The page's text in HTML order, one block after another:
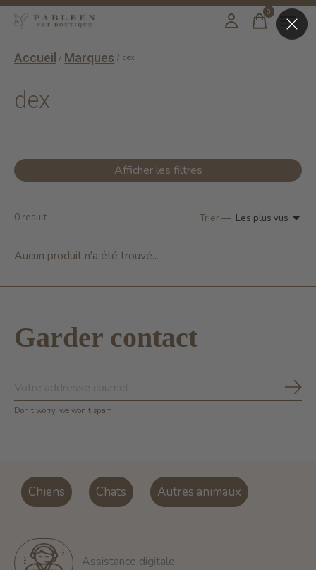
0items
Accueil / Marques / dex
dex
Afficher les filtres
0 result Trier — Les plus vus
Aucun produit n'a été trouvé...
Garder contact
Don’t worry, we won’t spam
Chiens Chats Autres animaux
Assistance digitale